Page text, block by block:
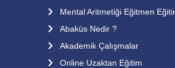
Mental Aritmetiği Eğitmen
Abaküs Nedir ?
Akademik Çalışmalar
Online Uzaktan Eğitim